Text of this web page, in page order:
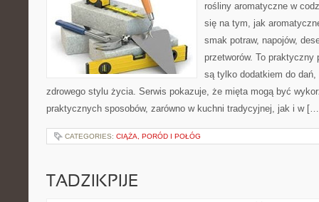
rośliny aromatyczne w
się na tym, jak
smak potraw, napojów,
przetworów. To praktyczny
są tylko dodatkiem do
zdrowego stylu życia. Serwis pokazuje, że mięta mogą być
praktycznych sposobów, zarówno w kuchni tradycyjnej, jak i w
CATEGORIES: CIĄŻA, PORÓD I POŁÓG
TADZIKPIJE